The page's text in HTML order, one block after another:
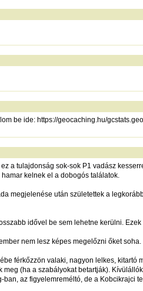
be ide: https://geocaching.hu/
a tulajdonság sok-sok P1 vadász
kelnek el a dobogós találatok.
megjelenése után születettek a
idővel be sem lehetne kerülni.
nem lesz képes megelőzni őket soha.
férkőzzön valaki, nagyon lelkes,
(ha a szabályokat betartják).
az figyelemreméltó, de a Kobcikrajci